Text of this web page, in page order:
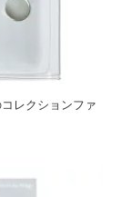
レクションファ